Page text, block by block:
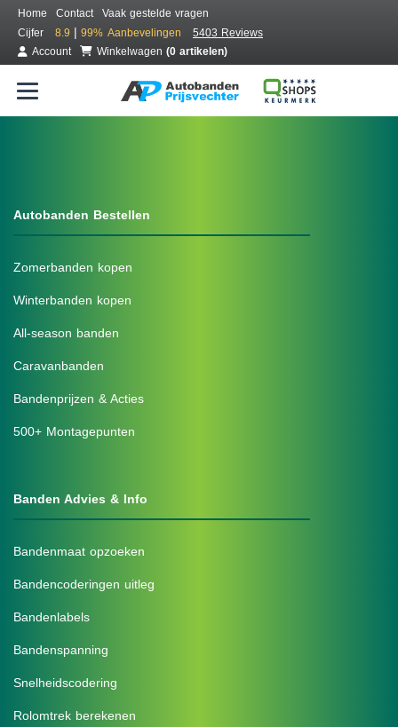
Home Contact
Vaak gestelde vragen
Cijfer
8.9 | 99% Aanbevelingen
5403 Reviews
Account
Winkelwagen (0 artikelen)
Autobanden Bestellen
Zomerbanden kopen
Winterbanden kopen
All-season banden
Caravanbanden
Bandenprijzen & Acties
500+ Montagepunten
Banden Advies & Info
Bandenmaat opzoeken
Bandencoderingen uitleg
Bandenlabels
Bandenspanning
Snelheidscodering
Rolomtrek berekenen